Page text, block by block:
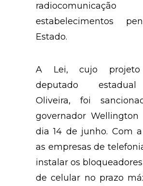
estabelecimentos
Estado.
A Lei, cujo
deputado
Oliveira, foi
governador Wellington
dia 14 de junho. Com
as empresas de
instalar os
de celular no prazo